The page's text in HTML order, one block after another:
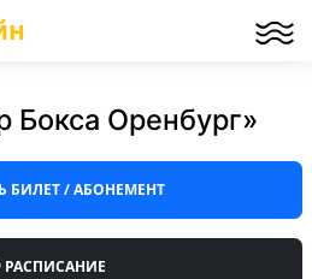
Бокса Оренбург»
БИЛЕТ / АБОНЕМЕНТ
РАСПИСАНИЕ